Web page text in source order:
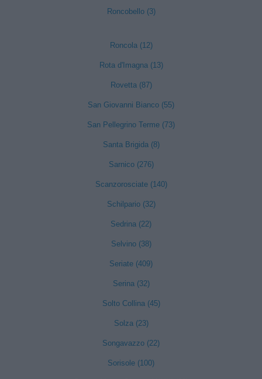
Roncobello (3)
Roncola (12)
Rota d'Imagna (13)
Rovetta (87)
San Giovanni Bianco (55)
San Pellegrino Terme (73)
Santa Brigida (8)
Sarnico (276)
Scanzorosciate (140)
Schilpario (32)
Sedrina (22)
Selvino (38)
Seriate (409)
Serina (32)
Solto Collina (45)
Solza (23)
Songavazzo (22)
Sorisole (100)